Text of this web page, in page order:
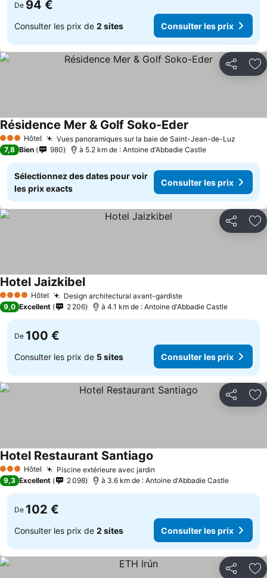
De 94 €
Consulter les prix de 2 sites Consulter les prix
Partager
3 ÉtoilesHôtel Vues panoramiques sur la baie de Saint-Jean-de-Luz
Résidence Mer & Golf Soko-Eder
7,8 Bien 980 à 5.2 km de : Antoine d'Abbadie Castle
Sélectionnez des dates pour voir
les prix exacts
Consulter les prix
Partager
4 Étoiles Hôtel Design architectural avant-gardiste
Hotel Jaizkibel
9,0 Excellent 2 206 à 4.1 km de : Antoine d'Abbadie Castle
De 100 €
Consulter les prix de 5 sites Consulter les prix
Partager
3 ÉtoilesHôtel Piscine extérieure avec jardin
Hotel Restaurant Santiago
9,3 Excellent 2 098 à 3.6 km de : Antoine d'Abbadie Castle
De 102 €
Consulter les prix de 2 sites Consulter les prix
Partager